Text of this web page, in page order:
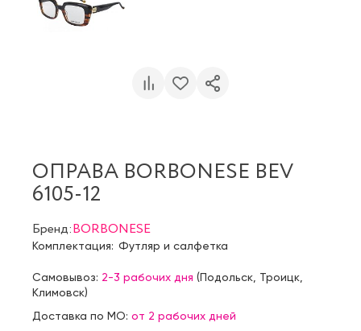
ОПРАВА BORBONESE BEV
6105-12
Бренд:BORBONESE
Комплектация: Футляр и салфетка
Самовывоз: 2-3 рабочих дня (Подольск Троицк
Климовск)
Доставка по МО: от 2 рабочих дней